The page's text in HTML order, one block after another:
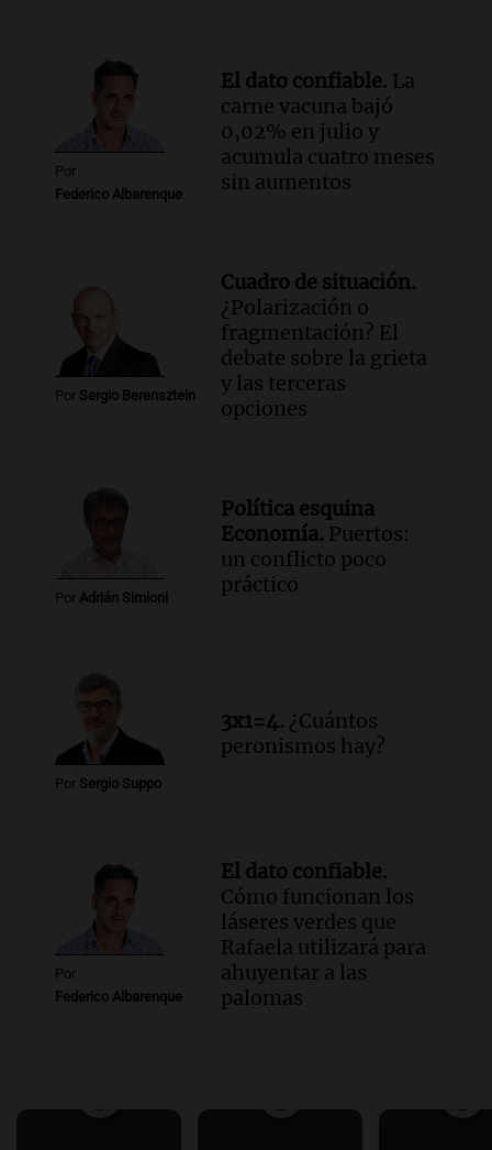
Audio.Casi 5.000 estudiantes participan
en la segunda edición de Enséñame
Tucumán, el concurso educativo
Panorama Federal
Episodios
Por
Federico Albarenque
El dato confiable. La
carne vacuna bajó
0,02% en julio y
acumula cuatro meses
sin aumentos
Por Sergio Berensztein
Cuadro de situación.
¿Polarización o
fragmentación? El
debate sobre la grieta
y las terceras
opciones
Por Adrián Simioni
Política esquina
Economía. Puertos:
un conflicto poco
práctico
Por Sergio Suppo
3x1=4. ¿Cuántos
peronismos hay?
Por
Federico Albarenque
El dato confiable.
Cómo funcionan los
láseres verdes que
Rafaela utilizará para
ahuyentar a las
palomas